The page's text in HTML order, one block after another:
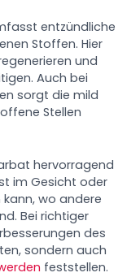
entzündliche
Stoffen. Hier
und
Auch bei
sorgt die mild
Stellen
hervorragend
im Gesicht oder
wo andere
Bei richtiger
des
sondern auch
feststellen.